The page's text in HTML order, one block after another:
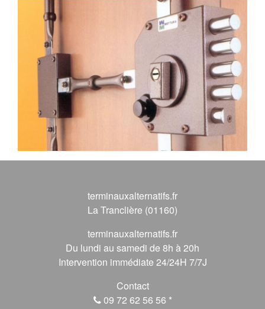
terminauxalternatifs.fr
La Tranclière (01160)
terminauxalternatifs.fr
Du lundi au samedi de 8h à 20h
Intervention immédiate 24/24H 7/7J
Contact
09 72 62 56 56 *